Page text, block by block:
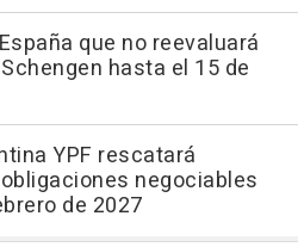
que no reevaluará
hasta el 15 de
YPF rescatará
negociables
de 2027